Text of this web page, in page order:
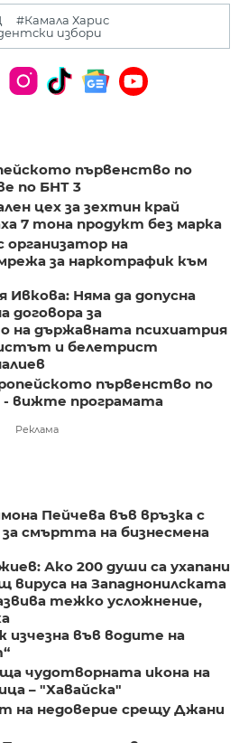
#Камала Харис
избори
първенство по
по БНТ 3
цех за зехтин край
7 тона продукт без марка
организатор на
за наркотрафик към
Няма да допусна
договора за
на държавната психиатрия
и белетрист
първенство по
вижте програмата
Реклама
Пейчева във връзка с
смъртта на бизнесмена
Ако 200 души са ухапани
вируса на Западнонилската
тежко усложнение,
изчезна във водите на
чудотворната икона на
– "Хавайска"
на недоверие срещу Джани